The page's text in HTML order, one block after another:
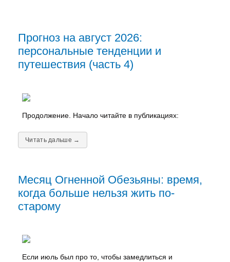
Прогноз на август 2026:
персональные тенденции и
путешествия (часть 4)
Продолжение. Начало читайте в публикациях:
Читать дальше →
Месяц Огненной Обезьяны: время,
когда больше нельзя жить по-
старому
Если июль был про то, чтобы замедлиться и